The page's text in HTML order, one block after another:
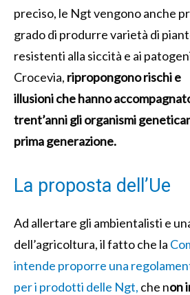
preciso, le Ngt vengono anche
grado di produrre varietà di
resistenti alla siccità e ai
Crocevia, ripropongono rischi e
illusioni che hanno
trent’annigli organismi
prima generazione.
La proposta dell’Ue
Ad allertare gli ambientalisti e
dell’agricoltura, il fatto che la
intende proporre una
per i prodotti delle Ngt, che non